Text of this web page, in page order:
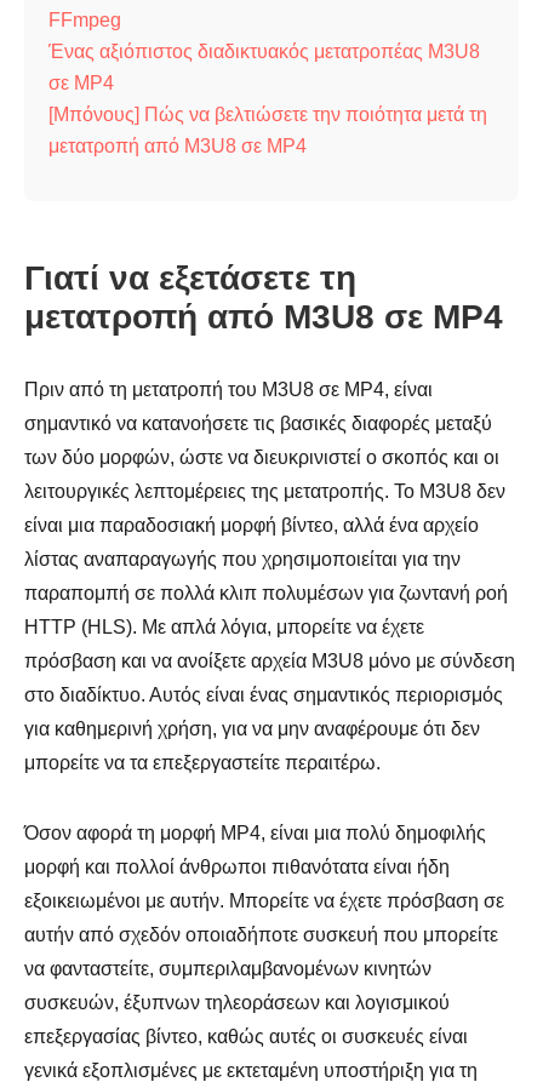
FFmpeg
Ένας αξιόπιστος διαδικτυακός μετατροπέας M3U8
σε MP4
[Μπόνους] Πώς να βελτιώσετε την ποιότητα μετά τη
μετατροπή από M3U8 σε MP4
Γιατί να εξετάσετε τη
μετατροπή από M3U8 σε MP4
Πριν από τη μετατροπή του M3U8 σε MP4, είναι
σημαντικό να κατανοήσετε τις βασικές διαφορές μεταξύ
των δύο μορφών, ώστε να διευκρινιστεί ο σκοπός και οι
λειτουργικές λεπτομέρειες της μετατροπής. Το M3U8 δεν
είναι μια παραδοσιακή μορφή βίντεο, αλλά ένα αρχείο
λίστας αναπαραγωγής που χρησιμοποιείται για την
παραπομπή σε πολλά κλιπ πολυμέσων για ζωντανή ροή
HTTP (HLS). Με απλά λόγια, μπορείτε να έχετε
πρόσβαση και να ανοίξετε αρχεία M3U8 μόνο με σύνδεση
στο διαδίκτυο. Αυτός είναι ένας σημαντικός περιορισμός
για καθημερινή χρήση, για να μην αναφέρουμε ότι δεν
μπορείτε να τα επεξεργαστείτε περαιτέρω.
Όσον αφορά τη μορφή MP4, είναι μια πολύ δημοφιλής
μορφή και πολλοί άνθρωποι πιθανότατα είναι ήδη
εξοικειωμένοι με αυτήν. Μπορείτε να έχετε πρόσβαση σε
αυτήν από σχεδόν οποιαδήποτε συσκευή που μπορείτε
να φανταστείτε, συμπεριλαμβανομένων κινητών
συσκευών, έξυπνων τηλεοράσεων και λογισμικού
επεξεργασίας βίντεο, καθώς αυτές οι συσκευές είναι
γενικά εξοπλισμένες με εκτεταμένη υποστήριξη για τη